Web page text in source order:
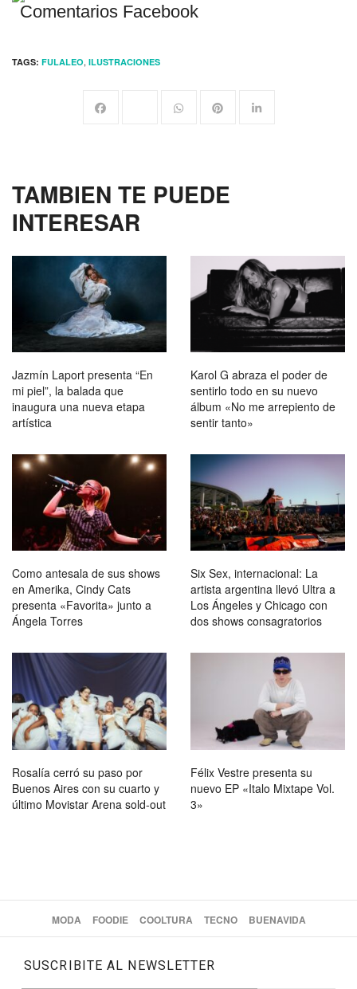
Comentarios Facebook
TAGS: FULALEO, ILUSTRACIONES
TAMBIEN TE PUEDE
INTERESAR
Jazmín Laport presenta “En
mi piel”, la balada que
inaugura una nueva etapa
artística
Karol G abraza el poder de
sentirlo todo en su nuevo
álbum «No me arrepiento de
sentir tanto»
Como antesala de sus shows
en Amerika, Cindy Cats
presenta «Favorita» junto a
Ángela Torres
Six Sex, internacional: La
artista argentina llevó Ultra a
Los Ángeles y Chicago con
dos shows consagratorios
Rosalía cerró su paso por
Buenos Aires con su cuarto y
último Movistar Arena sold-out
Félix Vestre presenta su
nuevo EP «Italo Mixtape Vol.
3»
MODA FOODIE COOLTURA TECNO BUENAVIDA
SUSCRIBITE AL NEWSLETTER